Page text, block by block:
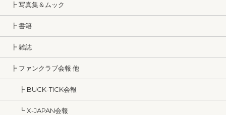
┣ 写真集＆ムック
┣ 書籍
┣ 雑誌
┣ ファンクラブ会報 他
┣ BUCK-TICK会報
┗ X-JAPAN会報